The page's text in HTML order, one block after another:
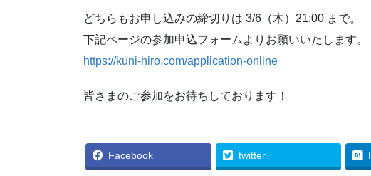
どちらもお申し込みの締切りは 3/6（木）21:00 まで。
下記ページの参加申込フォームよりお願いいたします。
https://kuni-hiro.com/application-online
皆さまのご参加をお待ちしております！
Facebook twitter